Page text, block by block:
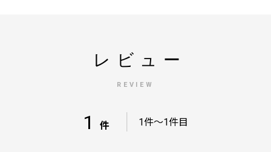
レビュー
REVIEW
1 件 1件～1件目